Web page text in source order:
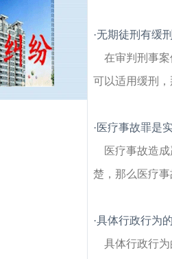
·无期徒刑有缓
在审判刑事
可以适用缓刑
·医疗事故罪是
医疗事故造
楚，那么医疗
·具体行政行为
具体行政行